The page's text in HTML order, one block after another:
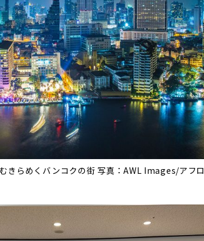
きらめくバンコクの街 写真：AWL Images/アフロ